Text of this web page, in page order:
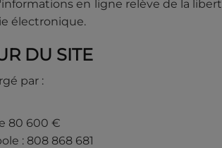
en ligne relève de la
électronique.
DU SITE
par :
80 600 €
: 808 868 681